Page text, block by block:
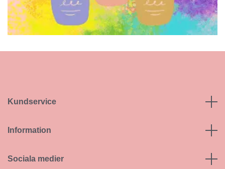
Kundservice
Information
Sociala medier